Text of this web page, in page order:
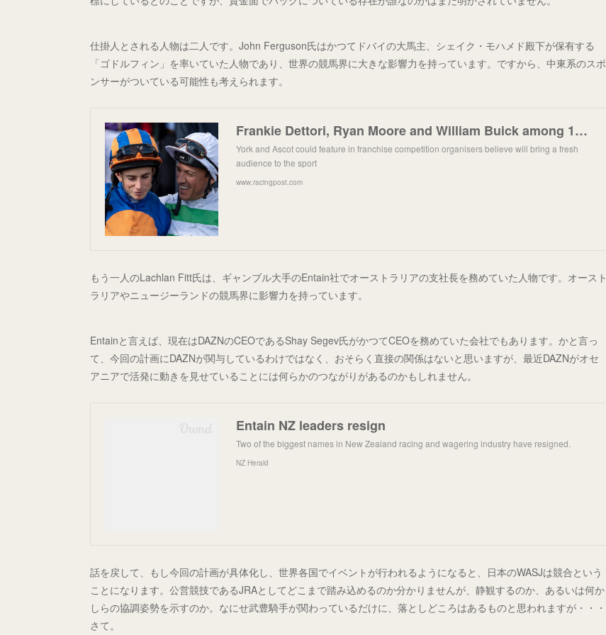
仕掛人とされる人物は二人です。John Ferguson氏はかつてドバイの大馬主、シェイク・モハメド殿下が保有する
「ゴドルフィン」を率いていた人物であり、世界の競馬界に大きな影響力を持っています。ですから、中東系のスポ
ンサーがついている可能性も考えられます。
Frankie Dettori, Ryan Moore and William Buick among 12 riding stars signed up to new $15m global rac
York and Ascot could feature in franchise competition organisers believe will bring a fresh
audience to the sport
www.racingpost.com
もう一人のLachlan Fitt氏は、ギャンブル大手のEntain社でオーストラリアの支社長を務めていた人物です。オースト
ラリアやニュージーランドの競馬界に影響力を持っています。
Entainと言えば、現在はDAZNのCEOであるShay Segev氏がかつてCEOを務めていた会社でもあります。かと言っ
て、今回の計画にDAZNが関与しているわけではなく、おそらく直接の関係はないと思いますが、最近DAZNがオセ
アニアで活発に動きを見せていることには何らかのつながりがあるのかもしれません。
Entain NZ leaders resign
Two of the biggest names in New Zealand racing and wagering industry have resigned.
NZ Herald
話を戻して、もし今回の計画が具体化し、世界各国でイベントが行われるようになると、日本のWASJは競合という
ことになります。公営競技であるJRAとしてどこまで踏み込めるのか分かりませんが、静観するのか、あるいは何か
しらの協調姿勢を示すのか。なにせ武豊騎手が関わっているだけに、落としどころはあるものと思われますが・・・
さて。